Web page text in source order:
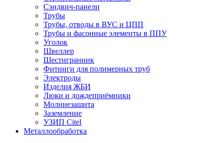
Сэндвич-панели
Трубы
Трубы, отводы в ВУС и ЦПП
Трубы и фасонные элементы в ППУ
Уголок
Швеллер
Шестигранник
Фитинги для полимерных труб
Электроды
Изделия ЖБИ
Люки и дождеприёмники
Молниезащита
Заземление
УЗИП Citel
Металлообработка